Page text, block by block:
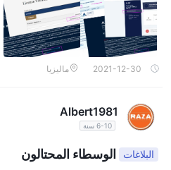
2021-12-30 ماليزيا
Albert1981
6-10 سنة
البلاغات الوسطاء المحتالون